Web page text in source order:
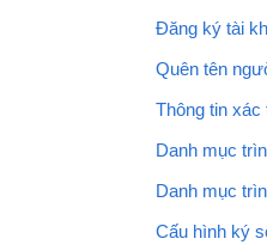
Đăng ký tài
Quên tên
Thông tin
Danh mục
Danh mục
Cấu hình ký